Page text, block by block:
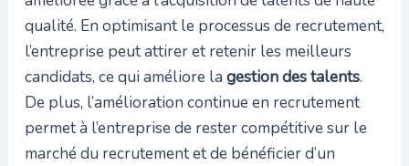
qualité. En optimisant le processus de recrutement,
l’entreprise peut attirer et retenir les meilleurs
candidats, ce qui améliore la gestion des talents.
De plus, l’amélioration continue en recrutement
permet à l’entreprise de rester compétitive sur le
marché du recrutement et de bénéficier d’un